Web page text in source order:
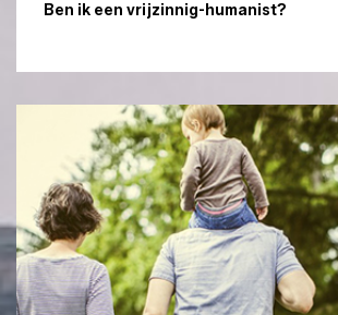
Ben ik een vrijzinnig-humanist?